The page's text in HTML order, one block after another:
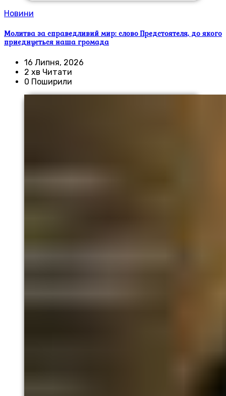
Новини
Молитва за справедливий мир: слово Предстоятеля, до якого
приєднується наша громада
16 Липня, 2026
2 хв Читати
0 Поширили